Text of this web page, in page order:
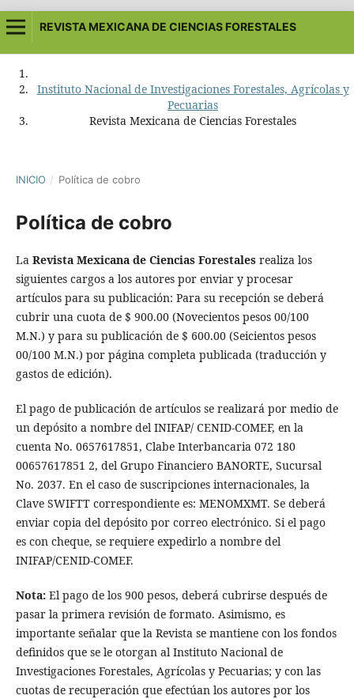
REVISTA MEXICANA DE CIENCIAS FORESTALES
Instituto Nacional de Investigaciones Forestales, Agrícolas y
Pecuarias
Revista Mexicana de Ciencias Forestales
INICIO / Política de cobro
Política de cobro
LaRevista Mexicana de Ciencias Forestalesrealiza los
siguientes cargos a los autores por enviar y procesar
artículos para su publicación: Para su recepción se deberá
cubrir una cuota de $ 900.00 (Novecientos pesos 00/100
M.N.) y para su publicación de $ 600.00 (Seicientos pesos
00/100 M.N.) por página completa publicada (traducción y
gastos de edición).
El pago de publicación de artículos se realizará por medio de
un depósito a nombre del INIFAP/ CENID-COMEF, en la
cuenta No. 0657617851, Clabe Interbancaria 072 180
00657617851 2, del Grupo Financiero BANORTE, Sucursal
No. 2037. En el caso de suscripciones internacionales, la
Clave SWIFTT correspondiente es: MENOMXMT. Se deberá
enviar copia del depósito por correo electrónico. Si el pago
es con cheque, se requiere expedirlo a nombre del
INIFAP/CENID-COMEF.
Nota:El pago de los 900 pesos, deberá cubrirse después de
pasar la primera revisión de formato. Asimismo, es
importante señalar que la Revista se mantiene con los fondos
definidos que se le otorgan al Instituto Nacional de
Investigaciones Forestales, Agrícolas y Pecuarias; y con las
cuotas de recuperación que efectúan los autores por los